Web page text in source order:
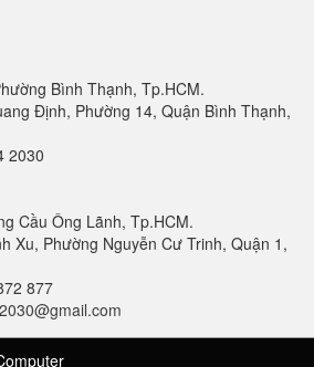
Bình Thạnh, Tp.HCM.
Định, Phường 14, Quận Bình Thạnh,
2030
Cầu Ông Lãnh, Tp.HCM.
Xu, Phường Nguyễn Cư Trinh, Quận 1,
877